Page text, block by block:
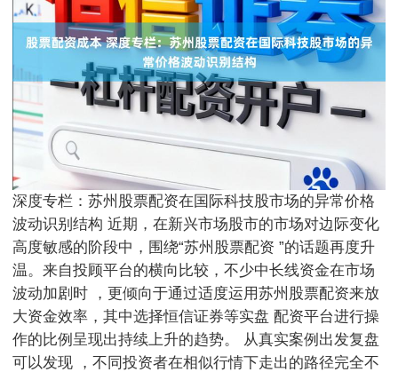
深度专栏：苏州股票配资在国际科技股市场的异常价格
波动识别结构 近期，在新兴市场股市的市场对边际变化
高度敏感的阶段中，围绕“苏州股票配资 ”的话题再度升
温。来自投顾平台的横向比较，不少中长线资金在市场
波动加剧时 ，更倾向于通过适度运用苏州股票配资来放
大资金效率，其中选择恒信证券等实盘 配资平台进行操
作的比例呈现出持续上升的趋势。 从真实案例出发复盘
可以发现 ，不同投资者在相似行情下走出的路径完全不